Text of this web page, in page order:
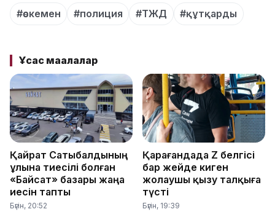
#өскемен #полиция #ТЖД #құтқарды
Ұқсас мақалалар
Қайрат Сатыбалдының
ұлына тиесілі болған
«Байсат» базары жаңа
иесін тапты
Бүгін, 20:52
Қарағандада Z белгісі
бар жейде киген
жолаушы қызу талқыға
түсті
Бүгін, 19:39